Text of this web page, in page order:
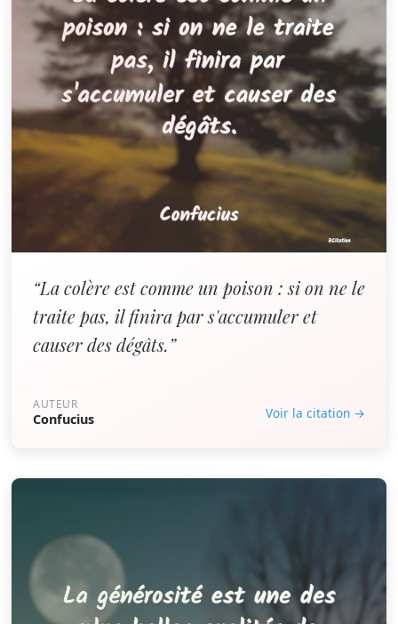
“La colère est comme un poison : si on ne le
traite pas, il finira par s'accumuler et
causer des dégâts.”
AUTEUR
Confucius Voir la citation →